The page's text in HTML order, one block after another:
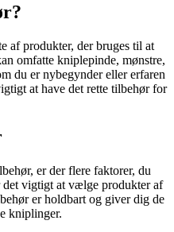
af produkter, der bruges til at
omfatte kniplepinde, mønstre,
du er nybegynder eller erfaren
at have det rette tilbehør for
er der flere faktorer, du
det vigtigt at vælge produkter af
er holdbart og giver dig de
kniplinger.